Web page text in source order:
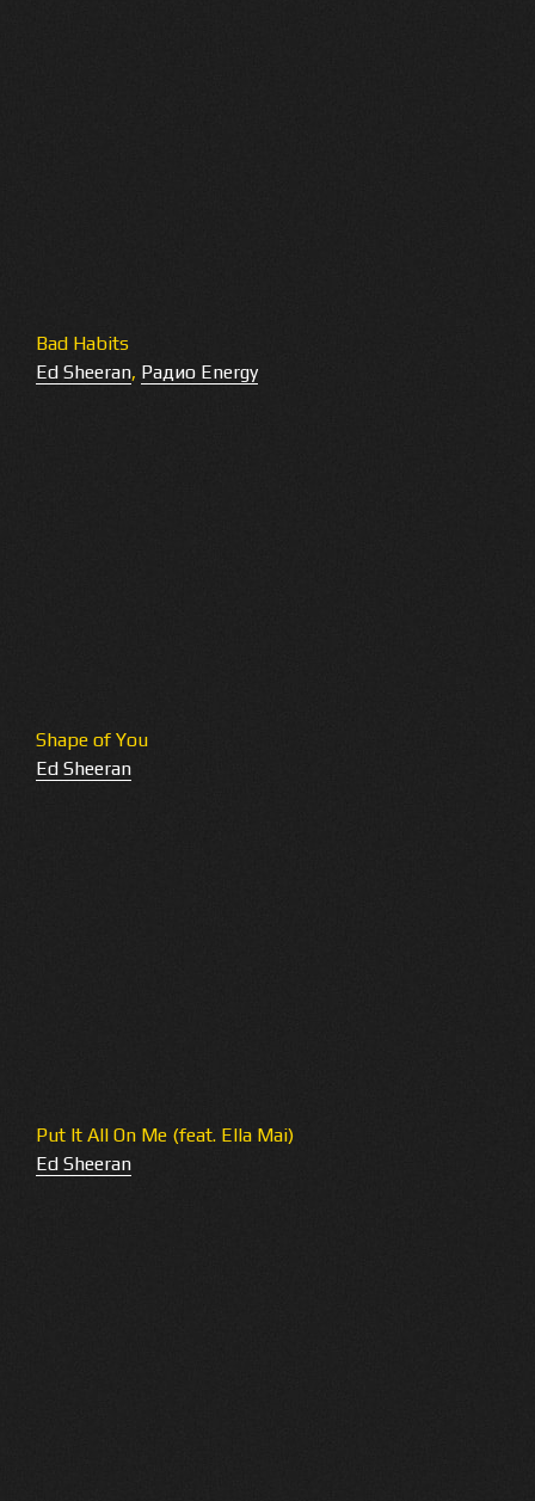
Bad Habits
Ed Sheeran, Радио Energy
Shape of You
Ed Sheeran
Put It All On Me (feat. Ella Mai)
Ed Sheeran